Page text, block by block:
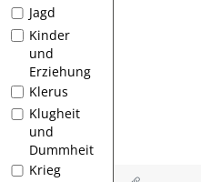
Jagd
Kinder
und
Erziehung
Klerus
Klugheit
und
Dummheit
Krieg